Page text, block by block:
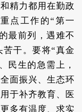
精力都用在勤政
点工作的“第一
最前列，遇难不
干。要将“真金
民生的急需上，
面振兴、生态环
于补齐教育、医
多有温度、求实